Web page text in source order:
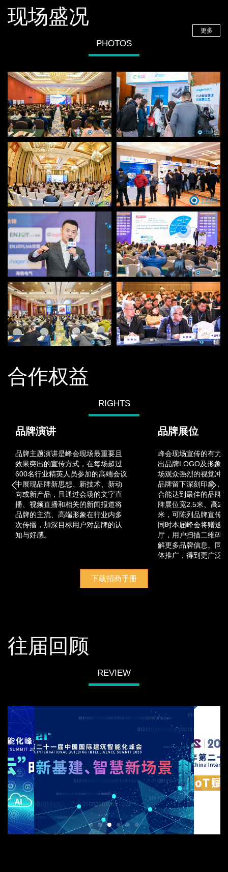
现场盛况
PHOTOS
更多
合作权益
RIGHTS
品牌演讲
品牌主题演讲是峰会现场最重要且
效果突出的宣传方式，在每场超过
600名行业精英人员参加的高端会议
中展现品牌新思想、新技术、新动
向或新产品，且通过会场的文字直
播、视频直播和相关的新闻报道将
品牌的主流、高端形象在行业内多
次传播，加深目标用户对品牌的认
知与好感。
品牌展位
峰会现场宣传的有力
出品牌LOGO及形象
场观众强烈的视觉冲
品牌留下深刻印象，
合能达到最佳的品牌
牌展位宽2.5米、高
米，可陈列品牌宣传
同时本届峰会将赠送
厅，用户扫描二维码
解更多品牌信息。同
体推广，得到更广泛
下载招商手册
往届回顾
REVIEW